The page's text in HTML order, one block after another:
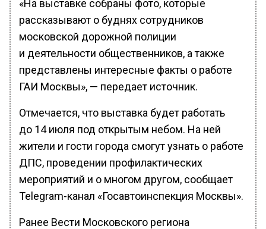
«На выставке собраны фото, которые
рассказывают о буднях сотрудников
московской дорожной полиции
и деятельности общественников, а также
представлены интересные факты о работе
ГАИ Москвы», — передает источник.
Отмечается, что выставка будет работать
до 14 июля под открытым небом. На ней
жители и гости города смогут узнать о работе
ДПС, проведении профилактических
мероприятий и о многом другом, сообщает
Telegram-канал «Госавтоинспекция Москвы».
Ранее Вести Московского региона